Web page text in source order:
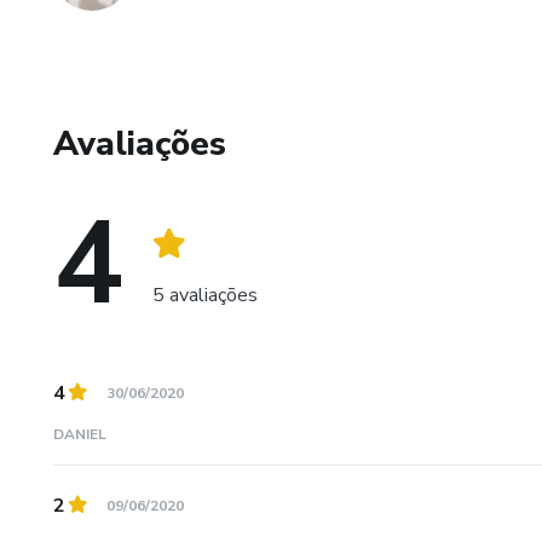
Avaliações
4 5 avaliações
4 30/06/2020
DANIEL
2 09/06/2020